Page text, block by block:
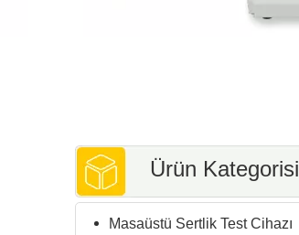
Ürün Kategorisi
Masaüstü Sertlik Test Cihazı